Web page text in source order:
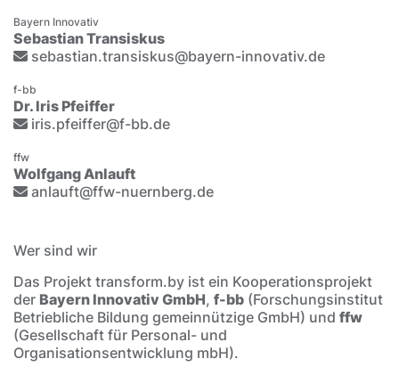
Bayern Innovativ
Sebastian Transiskus
sebastian.transiskus@bayern-innovativ.de
f-bb
Dr. Iris Pfeiffer
iris.pfeiffer@f-bb.de
ffw
Wolfgang Anlauft
anlauft@ffw-nuernberg.de
Wer sind wir
Das Projekt transform.by ist ein Kooperationsprojekt
der Bayern Innovativ GmbH, f-bb (Forschungsinstitut
Betriebliche Bildung gemeinnützige GmbH) und ffw
(Gesellschaft für Personal- und
Organisationsentwicklung mbH).